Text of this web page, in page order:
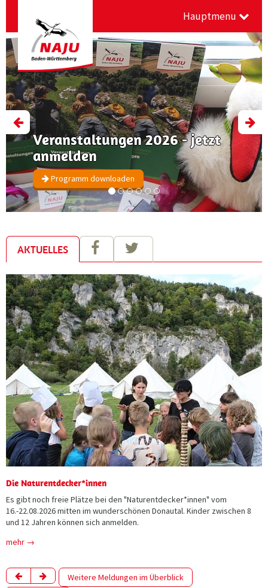
Hauptmenu
Veranstaltungen 2026 - jetzt
anmelden
Programm downloaden
Previous
AKTUELLES
Die Naturentdecker*innen
Es gibt noch freie Plätze bei den "Naturentdecker*innen" vom
16.-22.08.2026 mitten im wunderschönen Donautal. Kinder zwischen 8
und 12 Jahren können sich anmelden.
mehr →
Weitere Meldungen im Überblick